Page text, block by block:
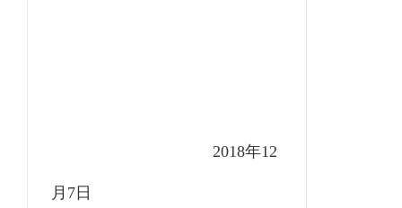
2018年12
月 7 日